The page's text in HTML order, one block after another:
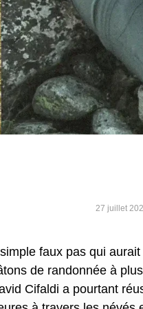
Trail".
est donc retournée en
d’un nouveau-né.
Divide Trail. Un an plus
ils se sont élancés sur leur
allaitant encore et
27 juillet
de randonnée à
Cifaldi a pourtant